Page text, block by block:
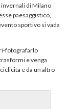
di Milano
paesaggistico,
sportivo si vada
fotografarlo
e venga
e da un altro